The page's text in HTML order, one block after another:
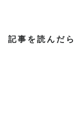
o
記事を読んだら